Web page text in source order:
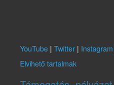
YouTube | Twitter | Instagram
Elvihető tartalmak